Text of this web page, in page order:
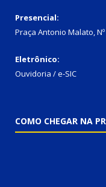
Presencial:
Praça Antonio Malato, Nº
Eletrônico:
Ouvidoria / e-SIC
COMO CHEGAR NA